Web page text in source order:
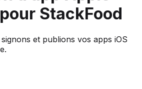
pour StackFood
et publions vos apps iOS